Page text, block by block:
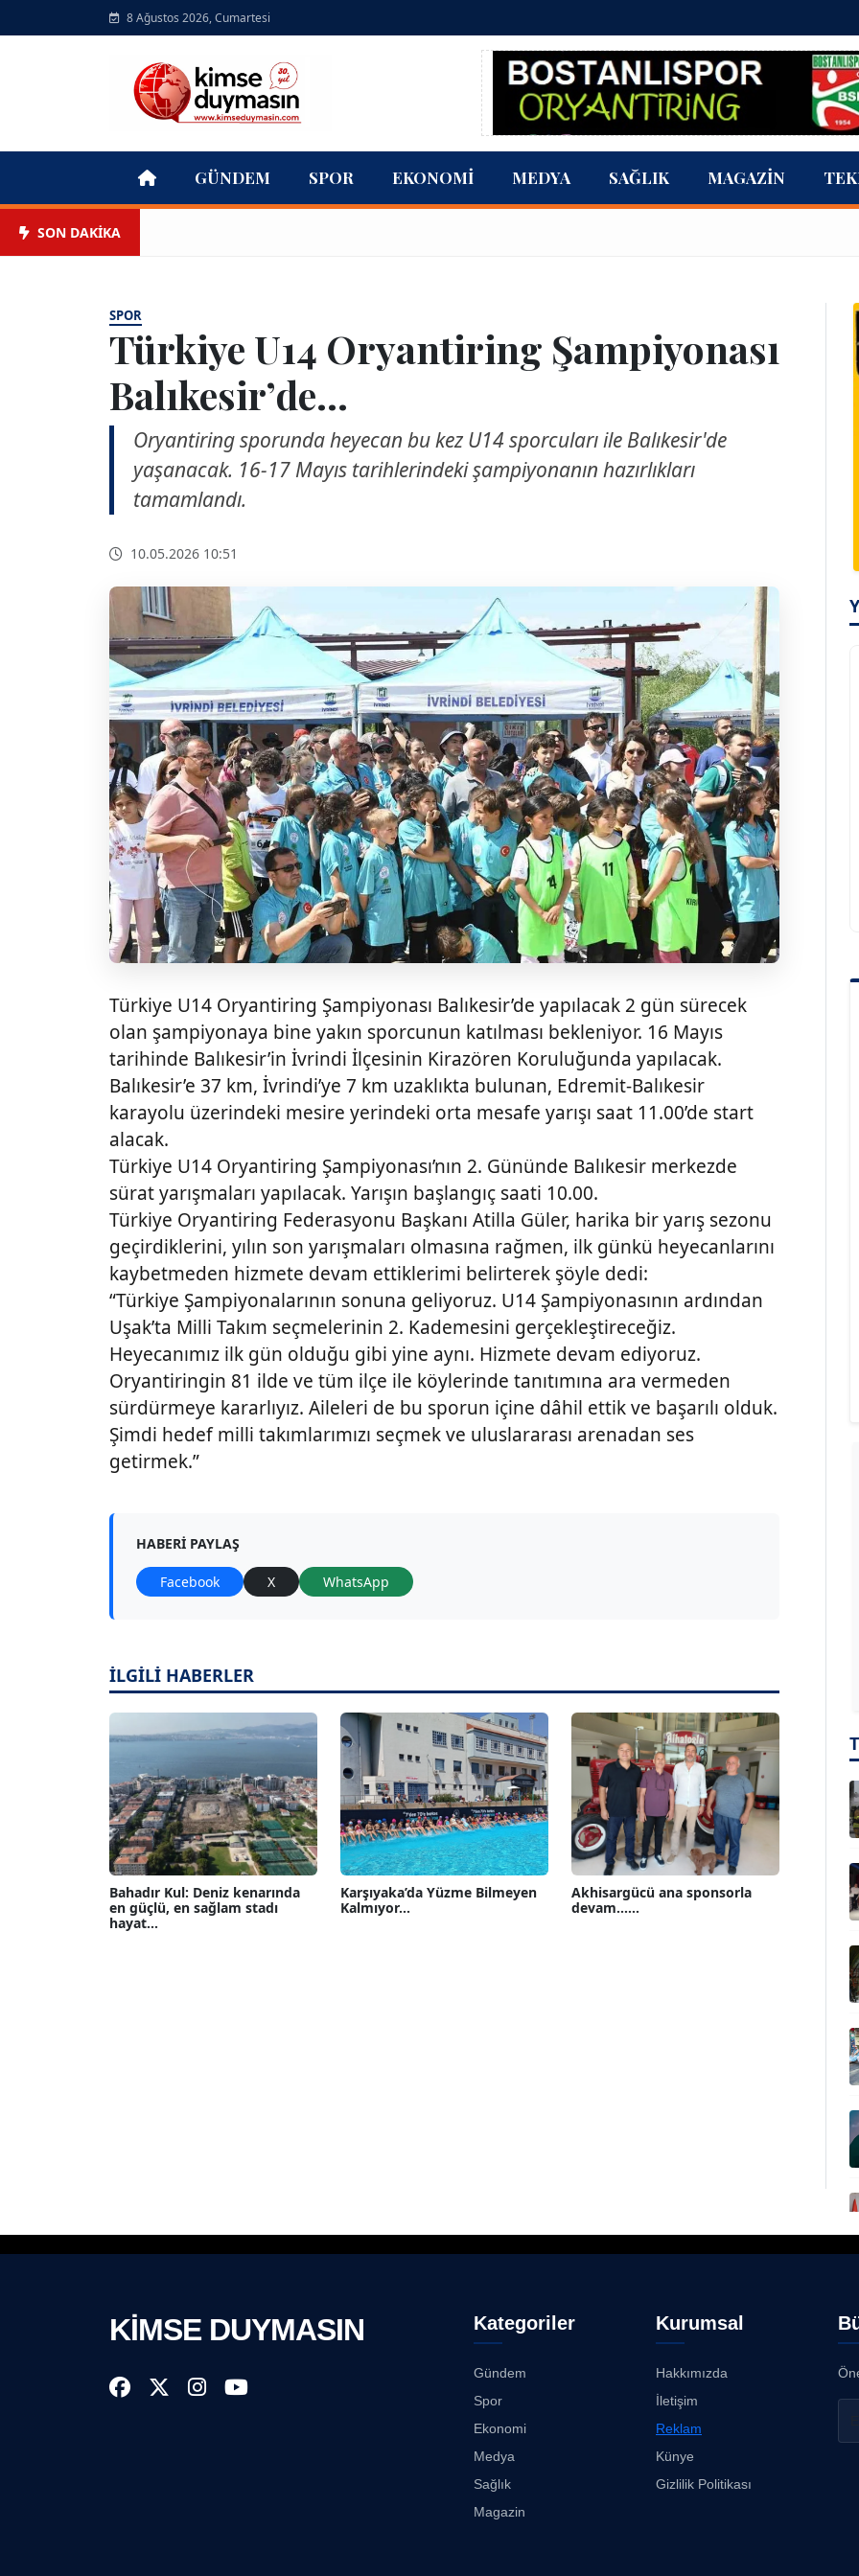
8 Ağustos 2026, Cumartesi
GÜNDEM SPOR EKONOMI MEDYA SAĞLIK MAGAZIN
SON DAKİKA
SPOR
Türkiye U14 Oryantiring Şampiyonası
Balıkesir’de…
Oryantiring sporunda heyecan bu kez U14 sporcuları ile Balıkesir'de
yaşanacak. 16-17 Mayıs tarihlerindeki şampiyonanın hazırlıkları
tamamlandı.
10.05.2026 10:51
Türkiye U14 Oryantiring Şampiyonası Balıkesir’de yapılacak 2 gün sürecek
olan şampiyonaya bine yakın sporcunun katılması bekleniyor. 16 Mayıs
tarihinde Balıkesir’in İvrindi İlçesinin Kirazören Koruluğunda yapılacak.
Balıkesir’e 37 km, İvrindi’ye 7 km uzaklıkta bulunan, Edremit-Balıkesir
karayolu üzerindeki mesire yerindeki orta mesafe yarışı saat 11.00’de start
alacak.
Türkiye U14 Oryantiring Şampiyonası’nın 2. Gününde Balıkesir merkezde
sürat yarışmaları yapılacak. Yarışın başlangıç saati 10.00.
Türkiye Oryantiring Federasyonu Başkanı Atilla Güler, harika bir yarış sezonu
geçirdiklerini, yılın son yarışmaları olmasına rağmen, ilk günkü heyecanlarını
kaybetmeden hizmete devam ettiklerimi belirterek şöyle dedi:
“Türkiye Şampiyonalarının sonuna geliyoruz. U14 Şampiyonasının ardından
Uşak’ta Milli Takım seçmelerinin 2. Kademesini gerçekleştireceğiz.
Heyecanımız ilk gün olduğu gibi yine aynı. Hizmete devam ediyoruz.
Oryantiringin 81 ilde ve tüm ilçe ile köylerinde tanıtımına ara vermeden
sürdürmeye kararlıyız. Aileleri de bu sporun içine dâhil ettik ve başarılı olduk.
Şimdi hedef milli takımlarımızı seçmek ve uluslararası arenadan ses
getirmek.”
HABERI PAYLAŞ
Facebook X WhatsApp
İLGİLİ HABERLER
Bahadır Kul: Deniz kenarında
en güçlü, en sağlam stadı
hayat...
Karşıyaka’da Yüzme Bilmeyen
Kalmıyor...
Akhisargücü ana sponsorla
devam......
KİMSE DUYMASIN Kategoriler
Gündem
Spor
Ekonomi
Medya
Sağlık
Magazin
Kurumsal
Hakkımızda
İletişim
Reklam
Künye
Gizlilik Politikası